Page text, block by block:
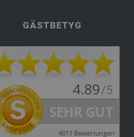
GÄSTBETYG